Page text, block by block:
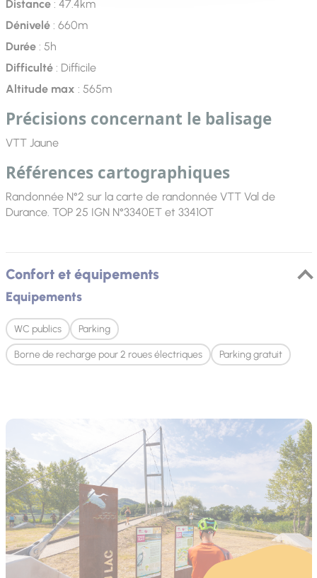
Distance: 47.4km
Dénivelé: 660m
Durée: 5h
Difficulté: Difficile
Altitude max : 565m
Précisions concernant le balisage
VTT Jaune
Références cartographiques
Randonnée N°2 sur la carte de randonnée VTT Val de
Durance. TOP 25 IGN N°3340ET et 3341OT
Confort et équipements
Equipements
WC publics
Parking
Borne de recharge pour 2 roues électriques
Parking gratuit